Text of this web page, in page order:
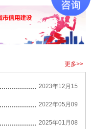
更多>>
2023年12月15
2022年05月09
2025年01月08